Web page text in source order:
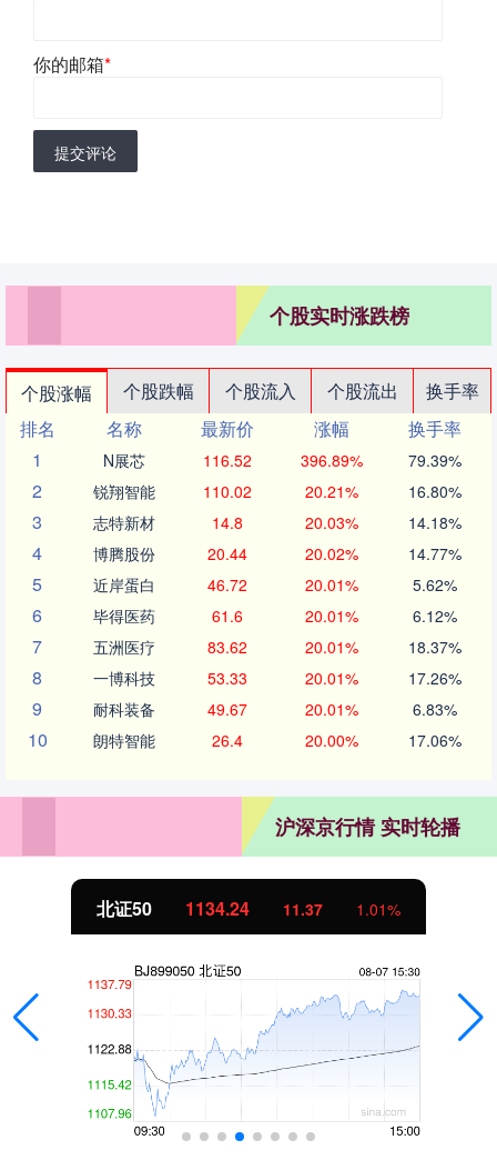
你的邮箱*
提交评论
个股实时涨跌榜
个股涨幅 个股跌幅 个股流入 个股流出
换手率
排名
名称 最新价 涨幅
换手率
1
N展芯 116.52 396.89% 79.39%
2 锐翔智能 110.02 20.21% 16.80%
3 志特新材 14.8 20.03% 14.18%
4 博腾股份 20.44 20.02% 14.77%
5 近岸蛋白 46.72 20.01% 5.62%
6 毕得医药 61.6 20.01% 6.12%
7 五洲医疗 83.62 20.01% 18.37%
8 一博科技 53.33 20.01% 17.26%
9 耐科装备 49.67 20.01% 6.83%
10 朗特智能 26.4 20.00% 17.06%
沪深京行情 实时轮播
创业板指 3563.12 47.56 1.35%